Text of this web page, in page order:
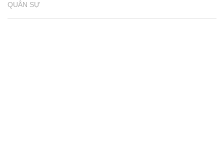
QUÂN SỰ